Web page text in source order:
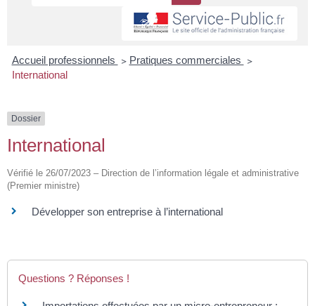
Accueil professionnels > Pratiques commerciales >
International
Dossier
International
Vérifié le 26/07/2023 – Direction de l’information légale et administrative
(Premier ministre)
Développer son entreprise à l’international
Questions ? Réponses !